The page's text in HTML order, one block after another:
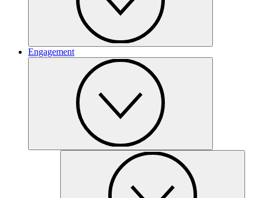
Engagement